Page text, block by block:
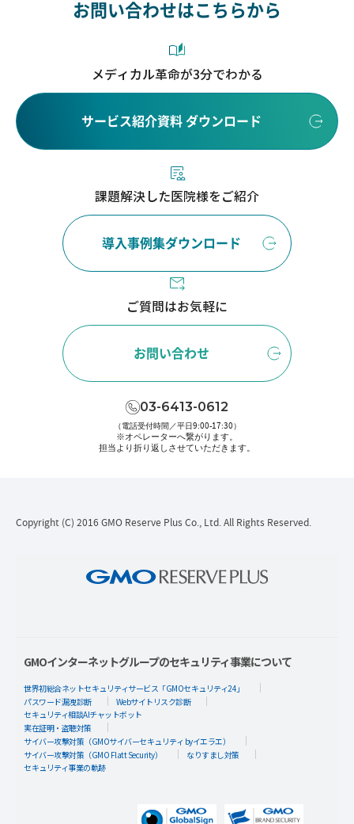
お問い合わせはこちらから
メディカル革命が3分でわかる
サービス紹介資料 ダウンロード
課題解決した医院様をご紹介
導入事例集ダウンロード
ご質問はお気軽に
お問い合わせ
03-6413-0612
（電話受付時間／平日9:00-17:30）
※オペレーターへ繋がります。
担当より折り返しさせていただきます。
Copyright (C) 2016 GMO Reserve Plus Co., Ltd. All Rights Reserved.
GMOインターネットグループのセキュリティ事業について
世界初総合ネットセキュリティサービス「GMOセキュリティ24」
パスワード漏洩診断
Webサイトリスク診断
セキュリティ相談AIチャットボット
実在証明・盗聴対策
サイバー攻撃対策（GMOサイバーセキュリティ byイエラエ）
サイバー攻撃対策（GMO Flatt Security）
なりすまし対策
セキュリティ事業の軌跡